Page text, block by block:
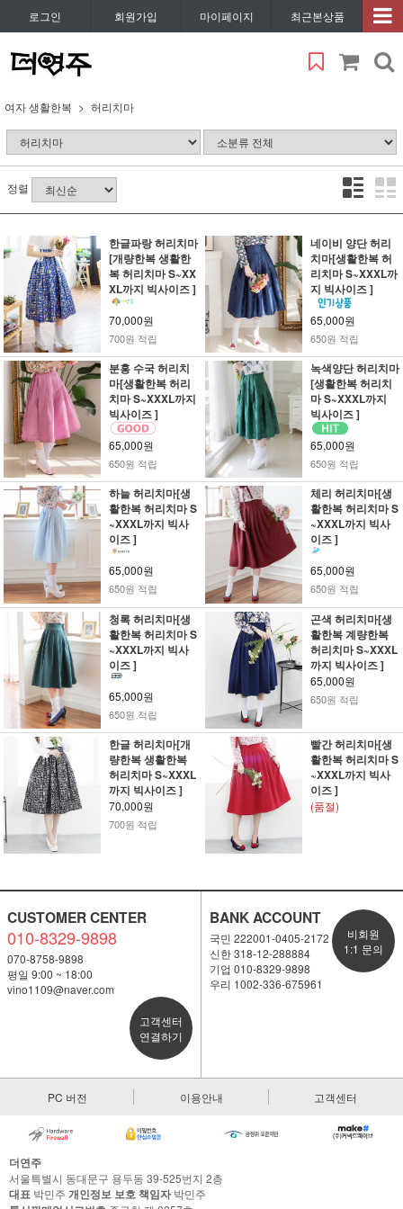
로그인 회원가입 마이페이지 최근본상품
여자 생활한복 허리치마
정렬
한글파랑 허리치마
[개량한복 생활한
복 허리치마 S~XX
XL까지 빅사이즈 ]
70,000원
700원 적립
네이비 양단 허리
치마[생활한복 허
리치마 S~XXXL까
지 빅사이즈 ]
65,000원
650원 적립
분홍 수국 허리치
마[생활한복 허리
치마 S~XXXL까지
빅사이즈 ]
65,000원
650원 적립
녹색양단 허리치마
[생활한복 허리치
마 S~XXXL까지
빅사이즈 ]
65,000원
650원 적립
하늘 허리치마[생
활한복 허리치마 S
~XXXL까지 빅사
이즈 ]
65,000원
650원 적립
체리 허리치마[생
활한복 허리치마 S
~XXXL까지 빅사
이즈 ]
65,000원
650원 적립
청록 허리치마[생
활한복 허리치마 S
~XXXL까지 빅사
이즈 ]
65,000원
650원 적립
곤색 허리치마[생
활한복 계량한복
허리치마 S~XXXL
까지 빅사이즈 ]
65,000원
650원 적립
한글 허리치마[개
량한복 생활한복
허리치마 S~XXXL
까지 빅사이즈 ]
70,000원
700원 적립
빨간 허리치마[생
활한복 허리치마 S
~XXXL까지 빅사
이즈 ]
(품절)
CUSTOMER CENTER
010-8329-9898
070-8758-9898
평일 9:00 ~ 18:00
vino1109@naver.com
고객센터
연결하기
BANK ACCOUNT
국민 222001-0405-2172
신한 318-12-288884
기업 010-8329-9898
우리 1002-336-675961
비회원
1:1 문의
PC 버전 이용안내 고객센터
더연주
서울특별시 동대문구 용두동 39-525번지 2층
대표 박민주 개인정보 보호 책임자박민주